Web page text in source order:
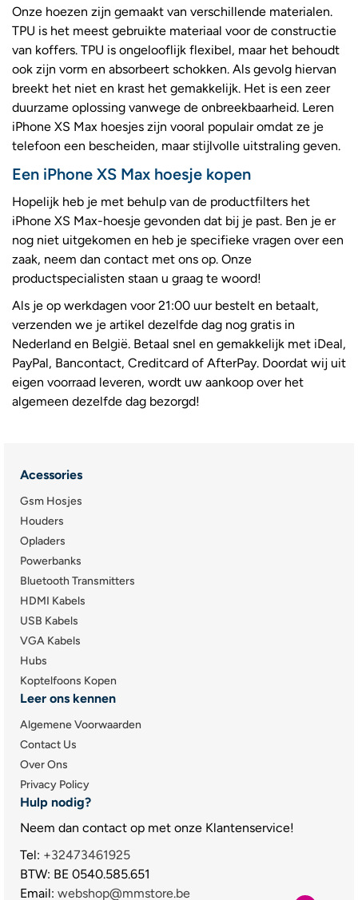
Onze hoezen zijn gemaakt van verschillende materialen.
TPU is het meest gebruikte materiaal voor de constructie
van koffers. TPU is ongelooflijk flexibel, maar het behoudt
ook zijn vorm en absorbeert schokken. Als gevolg hiervan
breekt het niet en krast het gemakkelijk. Het is een zeer
duurzame oplossing vanwege de onbreekbaarheid. Leren
iPhone XS Max hoesjes zijn vooral populair omdat ze je
telefoon een bescheiden, maar stijlvolle uitstraling geven.
Een iPhone XS Max hoesje kopen
Hopelijk heb je met behulp van de productfilters het
iPhone XS Max-hoesje gevonden dat bij je past. Ben je er
nog niet uitgekomen en heb je specifieke vragen over een
zaak, neem dan contact met ons op. Onze
productspecialisten staan u graag te woord!
Als je op werkdagen voor 21:00 uur bestelt en betaalt,
verzenden we je artikel dezelfde dag nog gratis in
Nederland en België. Betaal snel en gemakkelijk met iDeal,
PayPal, Bancontact, Creditcard of AfterPay. Doordat wij uit
eigen voorraad leveren, wordt uw aankoop over het
algemeen dezelfde dag bezorgd!
Acessories
Gsm Hosjes
Houders
Opladers
Powerbanks
Bluetooth Transmitters
HDMI Kabels
USB Kabels
VGA Kabels
Hubs
Koptelfoons Kopen
Leer ons kennen
Algemene Voorwaarden
Contact Us
Over Ons
Privacy Policy
Hulp nodig?
Neem dan contact op met onze Klantenservice!
Tel: +32473461925
BTW: BE 0540.585.651
Email: webshop@mmstore.be